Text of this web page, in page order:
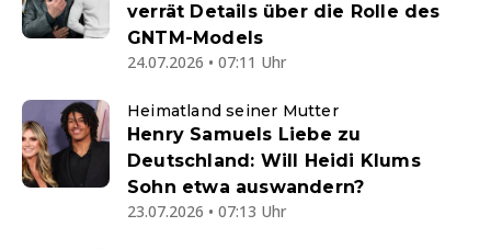
verrät Details über die Rolle des
GNTM-Models
24.07.2026 • 07:11 Uhr
Heimatland seiner Mutter
Henry Samuels Liebe zu
Deutschland: Will Heidi Klums
Sohn etwa auswandern?
23.07.2026 • 07:13 Uhr